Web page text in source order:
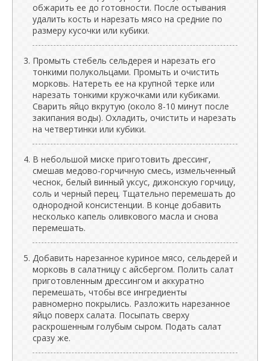
обжарить ее до готовности. После остывания
удалить кость и нарезать мясо на средние по
размеру кусочки или кубики.
Промыть стебель сельдерея и нарезать его
тонкими полукольцами. Промыть и очистить
морковь. Натереть ее на крупной терке или
нарезать тонкими кружочками или кубиками.
Сварить яйцо вкрутую (около 8-10 минут после
закипания воды). Охладить, очистить и нарезать
на четвертинки или кубики.
В небольшой миске приготовить дрессинг,
смешав медово-горчичную смесь, измельченный
чеснок, белый винный уксус, дижонскую горчицу,
соль и черный перец. Тщательно перемешать до
однородной консистенции. В конце добавить
несколько капель оливкового масла и снова
перемешать.
Добавить нарезанное куриное мясо, сельдерей и
морковь в салатницу с айсбергом. Полить салат
приготовленным дрессингом и аккуратно
перемешать, чтобы все ингредиенты
равномерно покрылись. Разложить нарезанное
яйцо поверх салата. Посыпать сверху
раскрошенным голубым сыром. Подать салат
сразу же.